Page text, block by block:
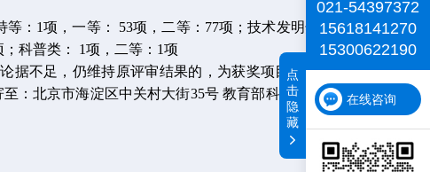
：1项，一等： 53项，二等：77项；技术发明奖： 37项，一
科普类： 1项，二等：1项
据不足，仍维持原评审结果的，为获奖项目/获奖人。有异议
：北京市海淀区中关村大街35号 教育部科技发展中心成果处
021-54397372
15618141270
15300622190
在线咨询
点
击
隐
藏